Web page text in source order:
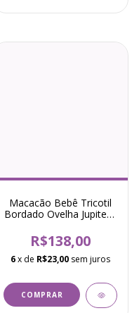
Macacão Bebê Tricotil
Bordado Ovelha Jupiter -
R$138,00
6x de R$23,00 sem juros
COMPRAR